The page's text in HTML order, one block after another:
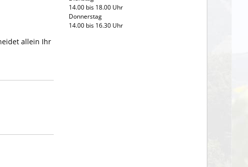
allein Ihr
14.00 bis 18.00 Uhr
Donnerstag
14.00 bis 16.30 Uhr